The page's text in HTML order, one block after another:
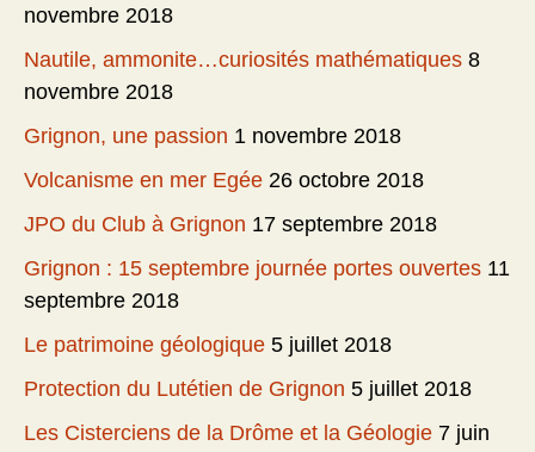
novembre 2018
Nautile, ammonite…curiosités mathématiques 8
novembre 2018
Grignon, une passion 1 novembre 2018
Volcanisme en mer Egée 26 octobre 2018
JPO du Club à Grignon 17 septembre 2018
Grignon : 15 septembre journée portes ouvertes 11
septembre 2018
Le patrimoine géologique 5 juillet 2018
Protection du Lutétien de Grignon 5 juillet 2018
Les Cisterciens de la Drôme et la Géologie 7 juin